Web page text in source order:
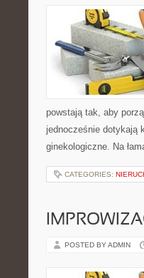
powstają tak, aby
jednocześnie dotykają
ginekologiczne. Na
CATEGORIES:
POSTED BY ADMIN